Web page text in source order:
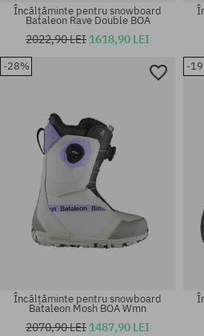
Încălțăminte pentru snowboard
Bataleon Rave Double BOA
2022,90 LEI 1618,90 LEI
-28%
Încălțăminte pentru snowboard
Bataleon Mosh BOA Wmn
2070,90 LEI 1487,90 LEI
-